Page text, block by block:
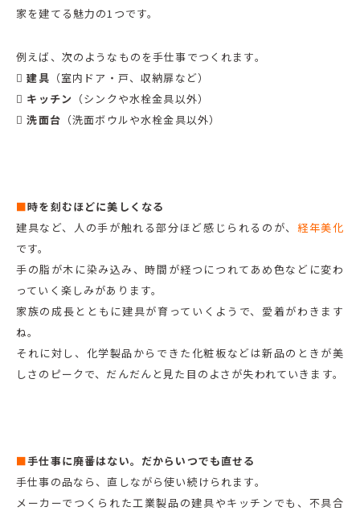
家を建てる魅力の1つです。
例えば、次のようなものを手仕事でつくれます。
 建具 （室内ドア・戸、収納扉など）
 キッチン （シンクや水栓金具以外）
 洗面台 （洗面ボウルや水栓金具以外）
■時を刻むほどに美しくなる
建具など、人の手が触れる部分ほど感じられるのが、 経年美化
です。
手の脂が木に染み込み、時間が経つにつれてあめ色などに変わ
っていく楽しみがあります。
家族の成長とともに建具が育っていくようで、愛着がわきます
ね。
それに対し、化学製品からできた化粧板などは新品のときが美
しさのピークで、だんだんと見た目のよさが失われていきます。
■手仕事に廃番はない。だからいつでも直せる
手仕事の品なら、直しながら使い続けられます。
メーカーでつくられた工業製品の建具やキッチンでも、不具合